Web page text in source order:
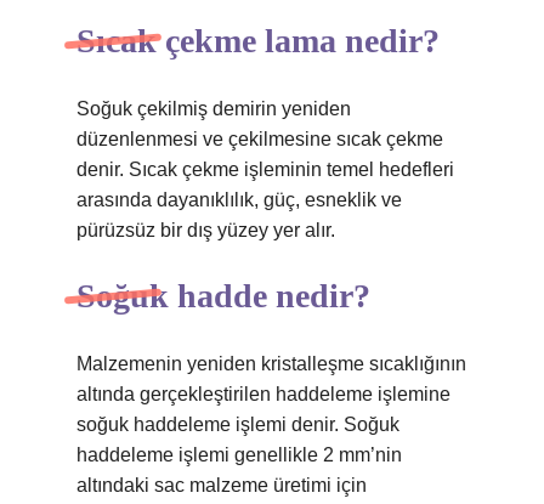
Sıcak çekme lama nedir?
Soğuk çekilmiş demirin yeniden
düzenlenmesi ve çekilmesine sıcak çekme
denir. Sıcak çekme işleminin temel hedefleri
arasında dayanıklılık, güç, esneklik ve
pürüzsüz bir dış yüzey yer alır.
Soğuk hadde nedir?
Malzemenin yeniden kristalleşme sıcaklığının
altında gerçekleştirilen haddeleme işlemine
soğuk haddeleme işlemi denir. Soğuk
haddeleme işlemi genellikle 2 mm’nin
altındaki sac malzeme üretimi için